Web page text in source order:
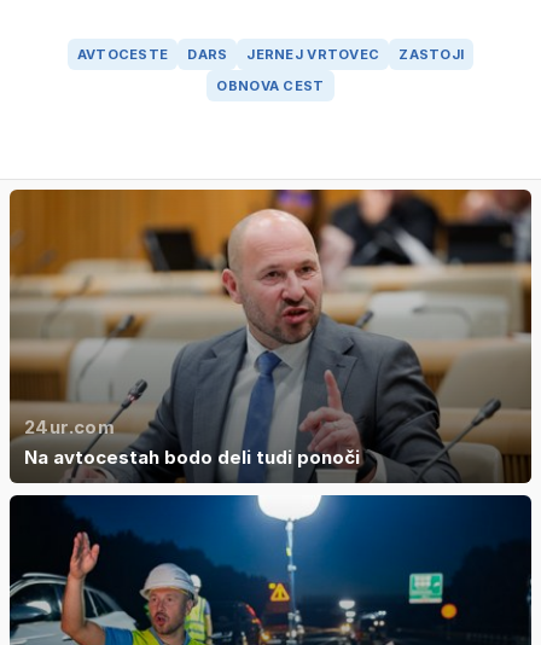
AVTOCESTE DARS JERNEJ VRTOVEC
ZASTOJI
OBNOVA CEST
24ur.com
Na avtocestah bodo deli tudi ponoči